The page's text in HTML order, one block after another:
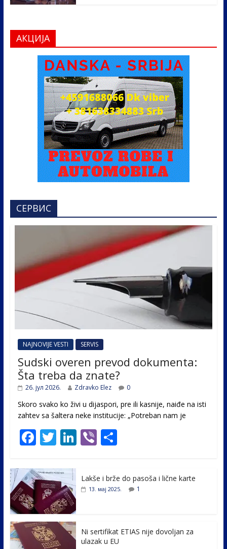
АКЦИЈА
СЕРВИС
NAJNOVIJE VESTI SERVIS
Sudski overen prevod dokumenta:
Šta treba da znate?
26. јул 2026. Zdravko Elez 0
Skoro svako ko živi u dijaspori, pre ili kasnije, naiđe na isti
zahtev sa šaltera neke institucije: „Potreban nam je
F
e
b
o
o
k
T
itt
er
Li
e
Vi
er
S
ar
e
Lakše i brže do pasoša i lične karte
13. мај 2025. 1
Ni sertifikat ETIAS nije dovoljan za
ulazak u EU